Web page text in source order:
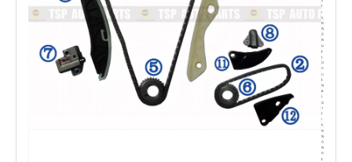
T
)
5,
PI
Ñ
Ó
N
D
L
CI
G
U
E
N
A
L
(2
7
T
6,
PI
Ñ
Ó
N
D
E